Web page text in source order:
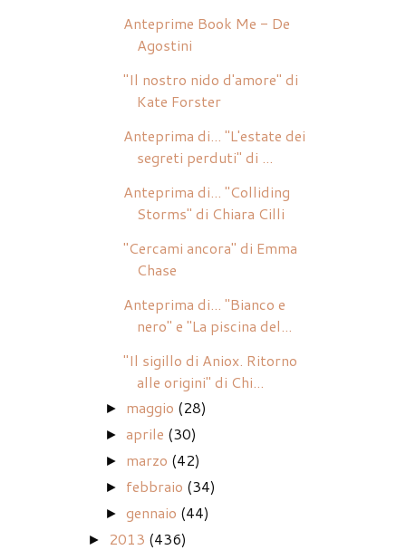
Anteprime Book Me - De
Agostini
"Il nostro nido d'amore" di
Kate Forster
Anteprima di... "L'estate dei
segreti perduti" di ...
Anteprima di... "Colliding
Storms" di Chiara Cilli
"Cercami ancora" di Emma
Chase
Anteprima di... "Bianco e
nero" e "La piscina del...
"Il sigillo di Aniox. Ritorno
alle origini" di Chi...
► maggio (28)
►aprile (30)
► marzo (42)
► febbraio (34)
►gennaio (44)
► 2013 (436)